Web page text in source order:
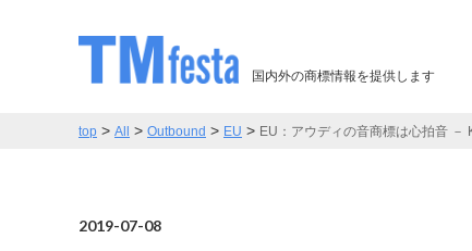
国内外の商標情報を提供します
top > All > Outbound > EU > EU：アウディの音商標は心拍音 －
2019-07-08